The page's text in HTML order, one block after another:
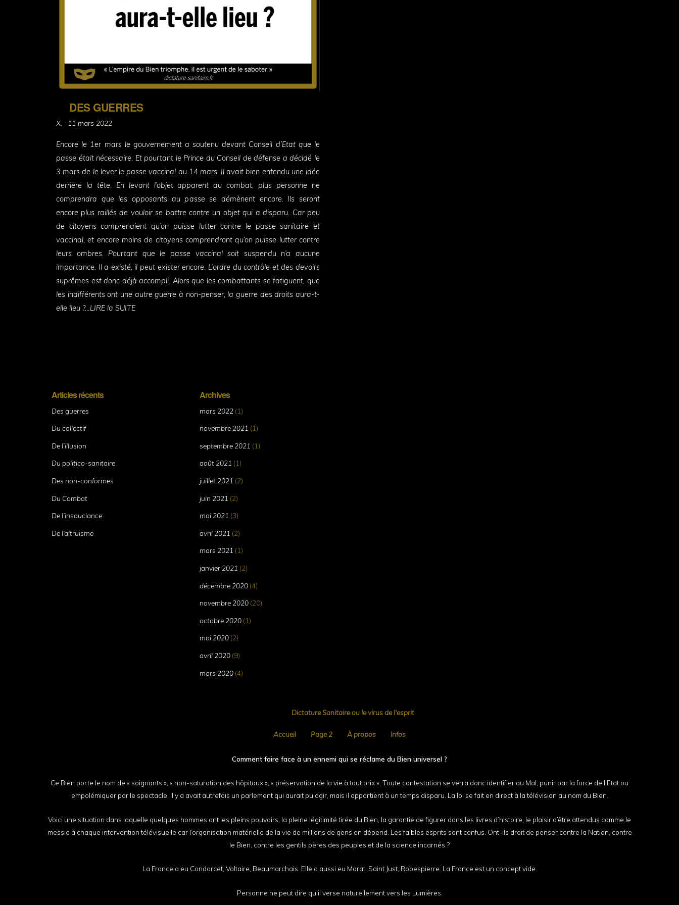
DES GUERRES
X. · Posted
11 mars 2022
Encore le 1er mars le gouvernement a soutenu devant Conseil d’Etat que le
passe était nécessaire. Et pourtant le Prince du Conseil de défense a décidé le
3 mars de le lever le passe vaccinal au 14 mars. Il avait bien entendu une idée
derrière la tête. En levant l’objet apparent du combat, plus personne ne
comprendra que les opposants au passe se démènent encore. Ils seront
encore plus raillés de vouloir se battre contre un objet qui a disparu. Car peu
de citoyens comprenaient qu’on puisse lutter contre le passe sanitaire et
vaccinal, et encore moins de citoyens comprendront qu’on puisse lutter contre
leurs ombres. Pourtant que le passe vaccinal soit suspendu n’a aucune
importance. Il a existé, il peut exister encore. L’ordre du contrôle et des devoirs
suprêmes est donc déjà accompli. Alors que les combattants se fatiguent, que
les indifférents ont une autre guerre à non-penser, la guerre des droits aura-t-
elle lieu ?…LIRE la SUITE
Articles récents
Des guerres
Du collectif
De l’illusion
Du politico-sanitaire
Des non-conformes
Du Combat
De l’insouciance
De l’altruisme
Archives
mars 2022(1)
novembre 2021 (1)
septembre 2021 (1)
août 2021 (1)
juillet 2021 (2)
juin 2021 (2)
mai 2021 (3)
avril 2021 (2)
mars 2021 (1)
janvier 2021 (2)
décembre 2020(4)
novembre 2020(20)
octobre 2020(1)
mai 2020(2)
avril 2020(9)
mars 2020(4)
Dictature Sanitaire ou le virus de l'esprit
Accueil Page 2 À propos Infos
Comment faire face à un ennemi qui se réclame du Bien universel ?
Ce Bien porte le nom de « soignants », « non-saturation des hôpitaux », « préservation de la vie à tout prix ». Toute contestation se verra donc identifier au Mal, punir par la force de l’Etat ou
empolémiquer par le spectacle. Il y a avait autrefois un parlement qui aurait pu agir, mais il appartient à un temps disparu. La loi se fait en direct à la télévision au nom du Bien.
Voici une situation dans laquelle quelques hommes ont les pleins pouvoirs, la pleine légitimité tirée du Bien, la garantie de figurer dans les livres d’histoire, le plaisir d’être attendus comme le
messie à chaque intervention télévisuelle car l’organisation matérielle de la vie de millions de gens en dépend. Les faibles esprits sont confus. Ont-ils droit de penser contre la Nation, contre
le Bien, contre les gentils pères des peuples et de la science incarnés ?
La France a eu Condorcet, Voltaire, Beaumarchais. Elle a aussi eu Marat, Saint Just, Robespierre. La France est un concept vide.
Personne ne peut dire qu’il verse naturellement vers les Lumières.